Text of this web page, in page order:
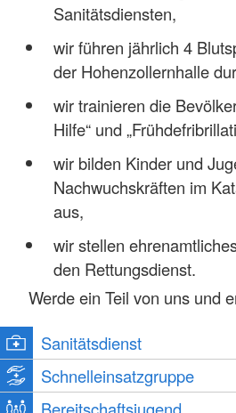
Sanitätsdiensten,
wir führen jährlich 4
der Hohenzollernhalle
wir trainieren die
Hilfe“ und
wir bilden Kinder und
Nachwuchskräften im
aus,
wir stellen
den Rettungsdienst.
Werde ein Teil von uns und
Sanitätsdienst
Schnelleinsatzgruppe
Bereitschaftsjugend